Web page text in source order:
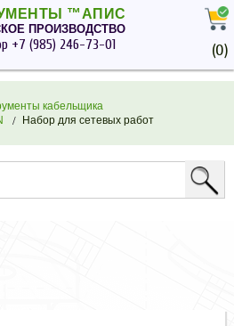
™АПИС
ПРОИЗВОДСТВО
+7 (985) 246-73-01 (0)
кабельщика
Набор для сетевых работ